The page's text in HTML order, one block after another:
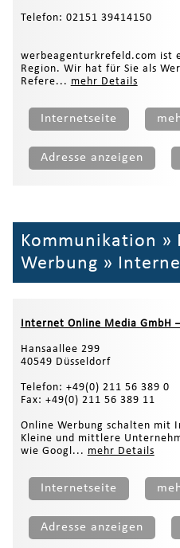
Telefon: 02151 39414150
werbeagenturkrefeld.com ist
Region. Wir hat für Sie als
Refere... mehr Details
Internetseite
Adresse anzeigen
Kommunikation »
Werbung »
Internet Online Media GmbH
Hansaallee 299
40549 Düsseldorf
Telefon: +49(0) 211 56 389 0
Fax: +49(0) 211 56 389 11
Online Werbung schalten mit
Kleine und mittlere
wie Googl... mehr Details
Internetseite
Adresse anzeigen